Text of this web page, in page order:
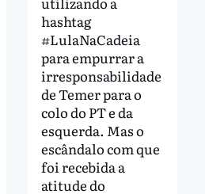
hashtag
#LulaNaCadeia
para empurrar a
irresponsabilidade
de Temer para o
colo do PT e da
esquerda. Mas o
escândalo com que
foi recebida a
atitude do